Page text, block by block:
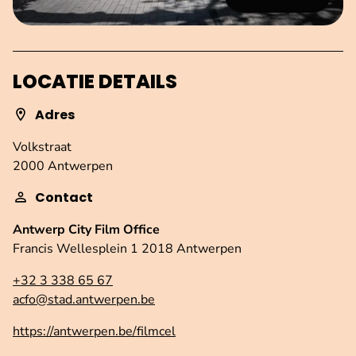
LOCATIE DETAILS
Adres
Volkstraat
2000 Antwerpen
Contact
Antwerp City Film Office
Francis Wellesplein 1 2018 Antwerpen
+32 3 338 65 67
acfo@stad.antwerpen.be
https://antwerpen.be/filmcel